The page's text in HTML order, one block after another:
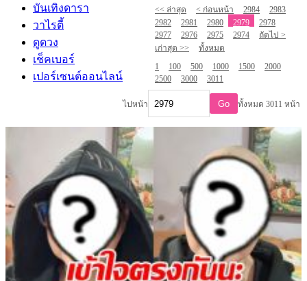
บันเทิงดารา
วาไรตี้
ดูดวง
เช็คเบอร์
เปอร์เซนต์ออนไลน์
<< ล่าสุด < ก่อนหน้า 2984
2983
2982
2981 2980 2979
2978
2977
2976 2975 2974
ถัดไป >
เก่าสุด >>
ทั้งหมด
1
100 500 1000 1500
2000
2500
3000 3011
ไปหน้า Go ทั้งหมด 3011 หน้า